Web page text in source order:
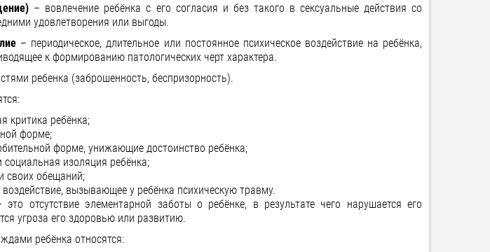
– вовлечение ребёнка с его согласия и без такого в сексуальные действия со
удовлетворения или выгоды.
– периодическое, длительное или постоянное психическое воздействие на ребёнка,
к формированию патологических черт характера.
ребенка (заброшенность, беспризорность).
критика ребёнка;
форме;
форме, унижающие достоинство ребёнка;
изоляция ребёнка;
своих обещаний;
воздействие, вызывающее у ребёнка психическую травму.
отсутствие элементарной заботы о ребёнке, в результате чего нарушается его
угроза его здоровью или развитию.
ребёнка относятся: